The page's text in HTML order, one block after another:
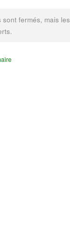
sont fermés, mais les